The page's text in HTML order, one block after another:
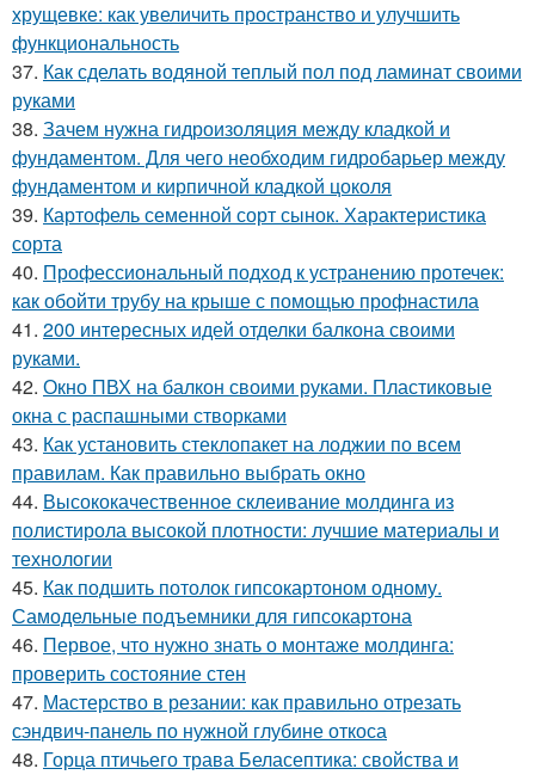
хрущевке: как увеличить пространство и улучшить
функциональность
37. Как сделать водяной теплый пол под ламинат своими
руками
38. Зачем нужна гидроизоляция между кладкой и
фундаментом. Для чего необходим гидробарьер между
фундаментом и кирпичной кладкой цоколя
39. Картофель семенной сорт сынок. Характеристика
сорта
40. Профессиональный подход к устранению протечек:
как обойти трубу на крыше с помощью профнастила
41. 200 интересных идей отделки балкона своими
руками.
42. Окно ПВХ на балкон своими руками. Пластиковые
окна с распашными створками
43. Как установить стеклопакет на лоджии по всем
правилам. Как правильно выбрать окно
44. Высококачественное склеивание молдинга из
полистирола высокой плотности: лучшие материалы и
технологии
45. Как подшить потолок гипсокартоном одному.
Самодельные подъемники для гипсокартона
46. Первое, что нужно знать о монтаже молдинга:
проверить состояние стен
47. Мастерство в резании: как правильно отрезать
сэндвич-панель по нужной глубине откоса
48. Горца птичьего трава Беласептика: свойства и